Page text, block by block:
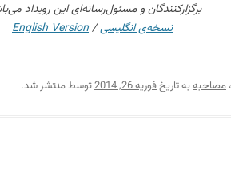
برگزارکنندگان و مسئول‌رسانه‌ای این رویداد
نسخه‌ی انگلیسی/
English Version
، مصاحبه به تاریخفوریه 26, 2014 توسطمنتشر شد.